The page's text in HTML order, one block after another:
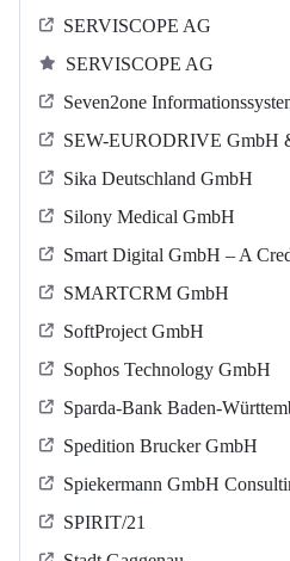
SERVISCOPE AG
SERVISCOPE AG
Seven2one
SEW-EURODRIVE GmbH
Sika Deutschland GmbH
Silony Medical GmbH
Smart Digital GmbH – A
SMARTCRM GmbH
SoftProject GmbH
Sophos Technology GmbH
Sparda-Bank Baden-
Spedition Brucker GmbH
Spiekermann GmbH
SPIRIT/21